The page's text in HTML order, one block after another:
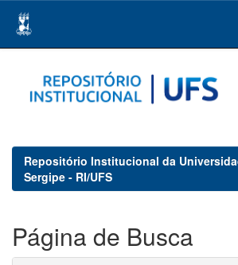
navigation
Repositório Institucional da
Sergipe - RI/UFS
Página de Busca